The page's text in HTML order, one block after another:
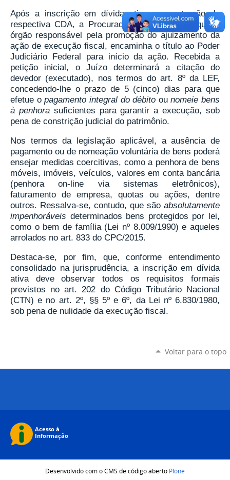
Após a inscrição em dívida ativa e a extração da
respectiva CDA, a Procuradoria Jurídica Autárquica,
órgão responsável pela promoção do ajuizamento da
ação de execução fiscal, encaminha o título ao Poder
Judiciário Federal para início da ação. Recebida a
petição inicial, o Juízo determinará a citação do
devedor (executado), nos termos do art. 8º da LEF,
concedendo-lhe o prazo de 5 (cinco) dias para que
efetue opagamento integral do débito ounomeie bens
à penhorasuficientes para garantir a execução, sob
pena de constrição judicial do patrimônio.
Nos termos da legislação aplicável, a ausência de
pagamento ou de nomeação voluntária de bens poderá
ensejar medidas coercitivas, como a penhora de bens
móveis, imóveis, veículos, valores em conta bancária
(penhora on-line via sistemas eletrônicos),
faturamento de empresa, quotas ou ações, dentre
outros. Ressalva-se, contudo, que são absolutamente
impenhoráveis determinados bens protegidos por lei,
como o bem de família (Lei nº 8.009/1990) e aqueles
arrolados no art. 833 do CPC/2015.
Destaca-se, por fim, que, conforme entendimento
consolidado na jurisprudência, a inscrição em dívida
ativa deve observar todos os requisitos formais
previstos no art. 202 do Código Tributário Nacional
(CTN) e no art. 2º, §§ 5º e 6º, da Lei nº 6.830/1980,
sob pena de nulidade da execução fiscal.
Voltar para o topo
Desenvolvido com o CMS de código aberto Plone